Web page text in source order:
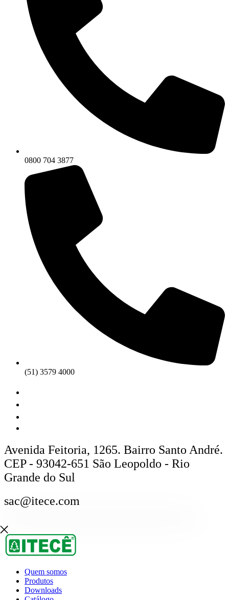
0800 704 3877
(51) 3579 4000
Avenida Feitoria, 1265. Bairro Santo André.
CEP - 93042-651 São Leopoldo - Rio
Grande do Sul
sac@itece.com
Quem somos
Produtos
Downloads